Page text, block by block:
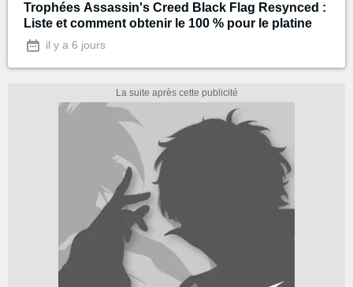
Trophées Assassin's Creed Black Flag Resynced :
Liste et comment obtenir le 100 % pour le platine
il y a 6 jours